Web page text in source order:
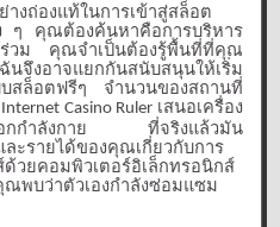
งถ่องแท้ในการเข้าสู่สล็อต
ๆ
คุณต้องค้นหาคือการบริหาร
วม
คุณจำเป็นต้องรู้พื้นที่ที่คุณ
ฉันจึงอาจแยกกันสนับสนุนให้เริ่ม
สล็อตฟรีๆ
จำนวนของสถานที่
Internet Casino Ruler เสนอเครื่อง
กำลังกาย
ที่จริงแล้วมัน
ะรายได้ของคุณเกี่ยวกับการ
วยคอมพิวเตอร์อิเล็กทรอนิกส์
พบว่าตัวเองกำลังซ่อมแซม